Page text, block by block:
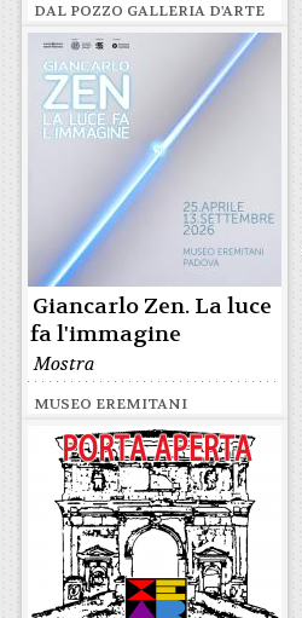
DAL POZZO GALLERIA D'ARTE
Giancarlo Zen. La luce
fa l'immagine
Mostra
MUSEO EREMITANI